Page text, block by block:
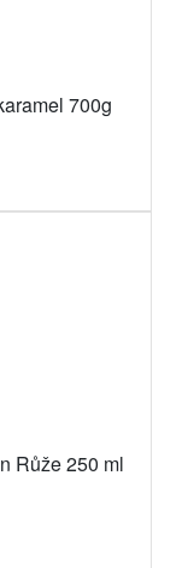
700g
Růže 250 ml